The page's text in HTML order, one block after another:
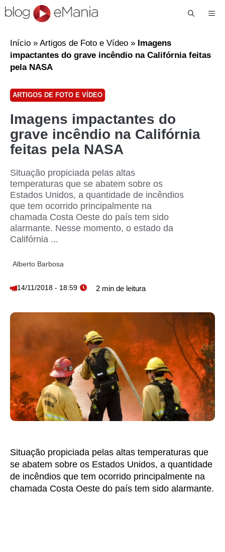
Início » Artigos de Foto e Vídeo » Imagens
impactantes do grave incêndio na Califórnia feitas
pela NASA
ARTIGOS DE FOTO E VÍDEO
Imagens impactantes do
grave incêndio na Califórnia
feitas pela NASA
Situação propiciada pelas altas
temperaturas que se abatem sobre os
Estados Unidos, a quantidade de incêndios
que tem ocorrido principalmente na
chamada Costa Oeste do país tem sido
alarmante. Nesse momento, o estado da
Califórnia ...
Alberto Barbosa
14/11/2018 - 18:59
Situação propiciada pelas altas temperaturas que
se abatem sobre os Estados Unidos, a quantidade
de incêndios que tem ocorrido principalmente na
chamada Costa Oeste do país tem sido alarmante.